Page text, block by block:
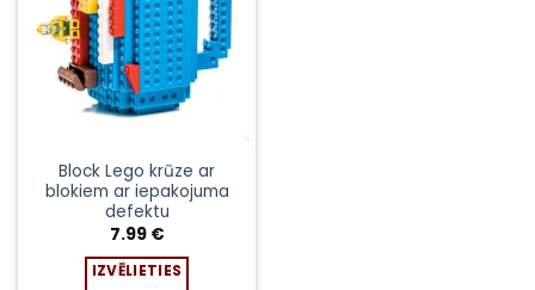
Block Lego krūze ar
blokiem ar iepakojuma
defektu
7.99 €
IZVĒLIETIES